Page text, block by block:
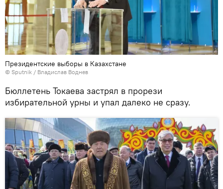
Президентские выборы в Казахстане
© Sputnik / Владислав Воднев
Бюллетень Токаева застрял в прорези
избирательной урны и упал далеко не сразу.